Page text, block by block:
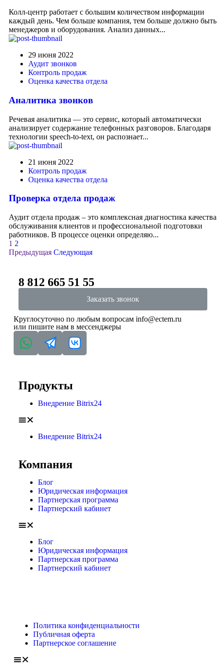
Колл-центр работает с большим количеством информации
каждый день. Чем больше компания, тем больше должно быть
менеджеров и оборудования. Анализ данных...
29 июня 2022
Аудит звонков
Контроль продаж
Оценка качества отдела
Аналитика звонков
Речевая аналитика — это сервис, который автоматически
анализирует содержание телефонных разговоров. Благодаря
технологии speech-to-text, он распознает...
21 июня 2022
Контроль продаж
Оценка качества отдела
Проверка отдела продаж
Аудит отдела продаж – это комплексная диагностика качества
обслуживания клиентов и профессиональной подготовки
работников. В процессе оценки определяю...
1 2
Предыдущая Следующая
8 812 665 51 55
Заказать звонок
Круглосуточно по любым вопросам info@ectem.ru
или пишите нам в мессенджеры
Продукты
Внедрение Bitrix24
Внедрение Bitrix24
Компания
Блог
Юридическая информация
Партнерская программа
Партнерский кабинет
Блог
Юридическая информация
Партнерская программа
Партнерский кабинет
Политика конфиденциальности
Публичная оферта
Партнерское соглашение